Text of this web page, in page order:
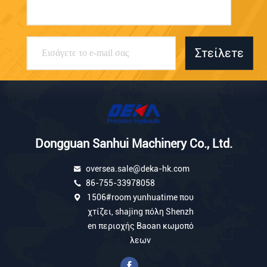
Στείλετε
Dongguan Sanhui Machinery Co., Ltd.
oversea.sale@deka-hk.com
86-755-33978058
1506#room yunhuatime που
χτίζει, shajing πόλη Shenzh
en περιοχής Baoan κωμοπό
λεων